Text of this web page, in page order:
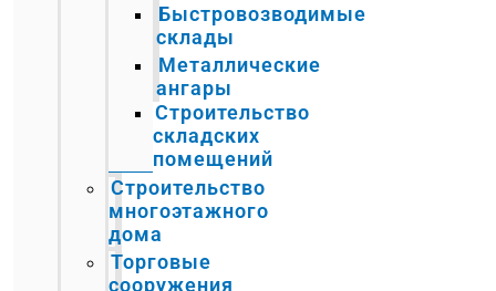
Быстровозводимые
склады
Металлические
ангары
Строительство
складских
помещений
Строительство
многоэтажного
дома
Торговые
сооружения